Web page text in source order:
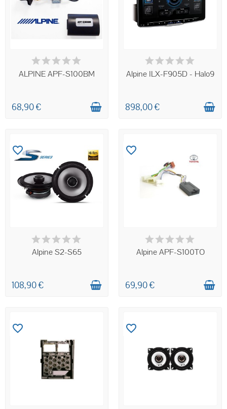
EN STOCK
ALPINE APF-S100BM
68,90 €
EN COUR DE
RÉAPPROVISIONNEMENT
Alpine ILX-F905D - Halo9
898,00 €
EN STOCK
favorite_border
Alpine S2-S65
108,90 €
EN STOCK
favorite_border
Alpine APF-S100TO
69,90 €
favorite_border favorite_border